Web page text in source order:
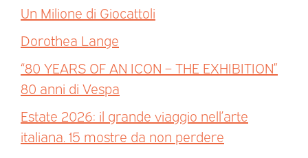
Un Milione di Giocattoli
Dorothea Lange
“80 YEARS OF AN ICON – THE EXHIBITION”
80 anni di Vespa
Estate 2026: il grande viaggio nell’arte
italiana. 15 mostre da non perdere